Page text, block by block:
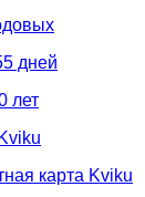
дней
лет
карта Kviku